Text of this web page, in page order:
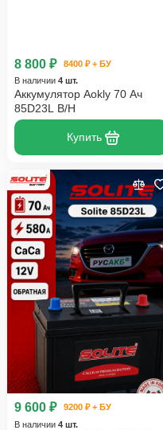
8 800 ₽
8400 ₽ + БУ
В наличии 4 шт.
Аккумулятор Aokly 70 Ач
85D23L B/H
Купить
9 600 ₽
9200 ₽ + БУ
В наличии 4 шт.